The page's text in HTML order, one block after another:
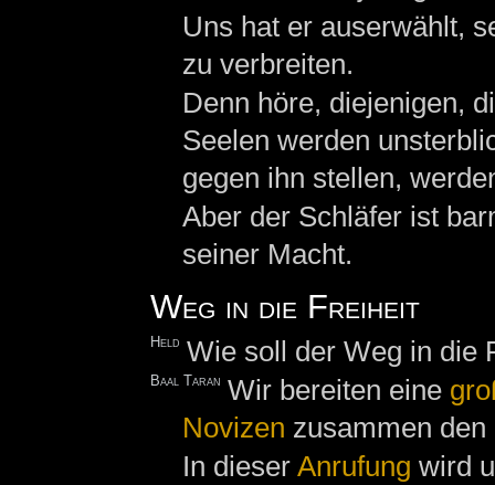
Uns hat er auserwählt,
zu verbreiten.
Denn höre, diejenigen,
Seelen werden
gegen ihn stellen,
Aber der Schläfer ist
seiner Macht.
Weg in die Freiheit
Held Wie soll der Weg in die
Baal Taran Wir bereiten eine
Novizen zusammen
In dieser Anrufung wird